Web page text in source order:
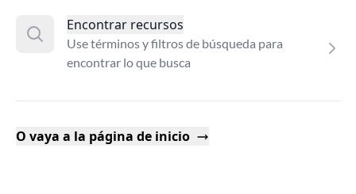
Encontrar recursos
Use términos y filtros de búsqueda para
encontrar lo que busca
O vaya a la página de inicio